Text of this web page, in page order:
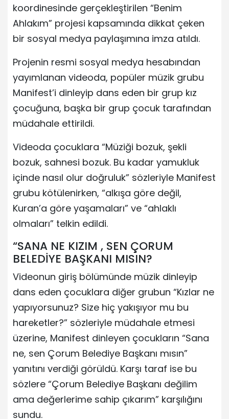
koordinesinde gerçekleştirilen “Benim
Ahlakım” projesi kapsamında dikkat çeken
bir sosyal medya paylaşımına imza atıldı.
Projenin resmi sosyal medya hesabından
yayımlanan videoda, popüler müzik grubu
Manifest’i dinleyip dans eden bir grup kız
çocuğuna, başka bir grup çocuk tarafından
müdahale ettirildi.
Videoda çocuklara “Müziği bozuk, şekli
bozuk, sahnesi bozuk. Bu kadar yamukluk
içinde nasıl olur doğruluk” sözleriyle Manifest
grubu kötülenirken, “alkışa göre değil,
Kuran’a göre yaşamaları” ve “ahlaklı
olmaları” telkin edildi.
“SANA NE KIZIM , SEN ÇORUM
BELEDİYE BAŞKANI MISIN?
Videonun giriş bölümünde müzik dinleyip
dans eden çocuklara diğer grubun “Kızlar ne
yapıyorsunuz? Size hiç yakışıyor mu bu
hareketler?” sözleriyle müdahale etmesi
üzerine, Manifest dinleyen çocukların “Sana
ne, sen Çorum Belediye Başkanı mısın”
yanıtını verdiği görüldü. Karşı taraf ise bu
sözlere “Çorum Belediye Başkanı değilim
ama değerlerime sahip çıkarım” karşılığını
sundu.